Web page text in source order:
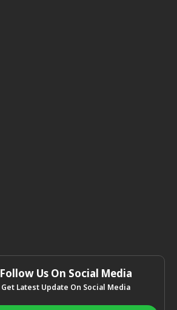
Follow Us On Social Media
Get Latest Update On Social Media